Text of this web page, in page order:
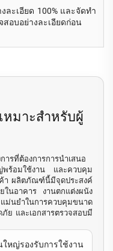
ละเอียด 100% และจัดทำ
สอบอย่างละเอียดก่อน
หมาะสำหรับผู้
รที่ต้องการการนำเสนอ
ร้อมใช้งาน และควบคุม
า ผลิตภัณฑ์นี้มีจุดประสงค์
ในอาคาร งานตกแต่งผนัง
ม่นยำในการควบคุมขนาด
ย และเอกสารตรวจสอบมี
หญ่รองรับการใช้งาน